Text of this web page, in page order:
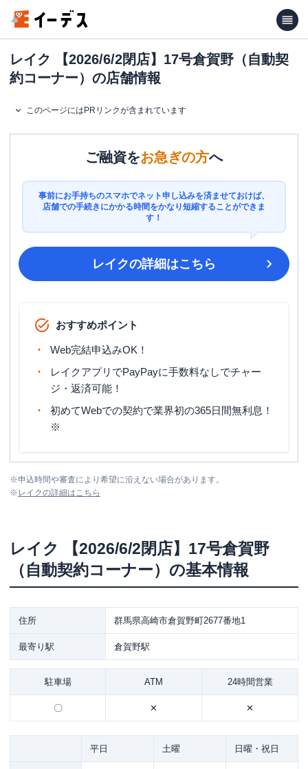
レイク 【2026/6/2閉店】17号倉賀野（自動契
約コーナー）の店舗情報
このページにはPRリンクが含まれています
ご融資をお急ぎの方へ
事前にお手持ちのスマホでネット申し込みを済ませておけば、
店舗での手続きにかかる時間をかなり短縮することができま
す！
レイクの詳細はこちら
おすすめポイント
Web完結申込みOK！
レイクアプリでPayPayに手数料なしでチャー
ジ・返済可能！
初めてWebでの契約で業界初の365日間無利息！
※
※申込時間や審査により希望に沿えない場合があります。
※ レイクの詳細はこちら
レイク
【2026/6/2閉店】17号倉賀野
（自動契約コーナー） の基本情報
住所 群馬県高崎市倉賀野町2677番地1
最寄り駅 倉賀野駅
駐車場 ATM 24時間営業
〇 ✕ ✕
平日 土曜 日曜・祝日